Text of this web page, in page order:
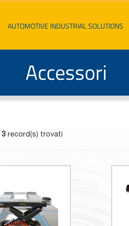
AUTOMOTIVE INDUSTRIAL SOLUTIONS
Accessori
3 record(s) trovati